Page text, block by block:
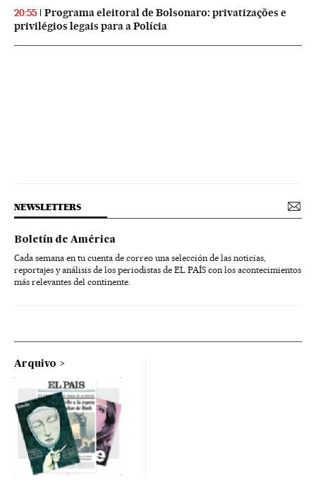
20:55
Programa eleitoral de Bolsonaro: privatizações e
privilégios legais para a Polícia
NEWSLETTERS
Boletín de América
Cada semana en tu cuenta de correo una selección de las noticias,
reportajes y análisis de los periodistas de EL PAÍS con los acontecimientos
más relevantes del continente.
Arquivo